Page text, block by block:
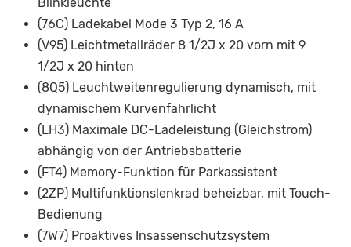
(76C) Ladekabel Mode 3 Typ 2, 16 A
(V95) Leichtmetallräder 8 1/2J x 20 vorn mit 9
1/2J x 20 hinten
(8Q5) Leuchtweitenregulierung dynamisch, mit
dynamischem Kurvenfahrlicht
(LH3) Maximale DC-Ladeleistung (Gleichstrom)
abhängig von der Antriebsbatterie
(FT4) Memory-Funktion für Parkassistent
(2ZP) Multifunktionslenkrad beheizbar, mit Touch-
Bedienung
(7W7) Proaktives Insassenschutzsystem